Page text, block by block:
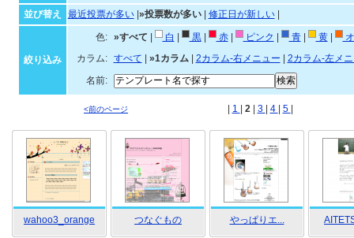
並び替え
最近投票が多い| »投票数が多い| 修正日が新しい|
絞り込み
色: »すべて 白 黒| 赤| ピンク 青| 黄|
カラム:
すべて »1カラム| 2カラム-右メニュー
2カラム-左メ
名前:
<前のページ 1 2 3 4 5
wahoo3_orange つなぐもの やっぱりエ...